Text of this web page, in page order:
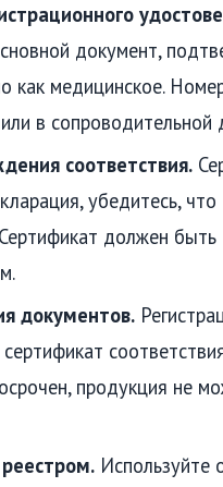
документ,
как медицинское.
в сопроводительной
соответствия.
убедитесь, что
должен
документов.
продукция не
Используйте